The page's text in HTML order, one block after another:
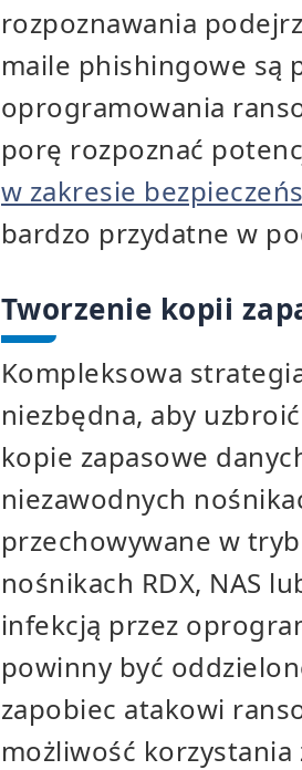
rozpoznawania
maile phishingowe są
oprogramowania
porę rozpoznać
w zakresie
bardzo przydatne w
Tworzenie kopii
Kompleksowa
niezbędna, aby
kopie zapasowe
niezawodnych
przechowywane w
nośnikach RDX, NAS
infekcją przez
powinny być
zapobiec atakowi
możliwość